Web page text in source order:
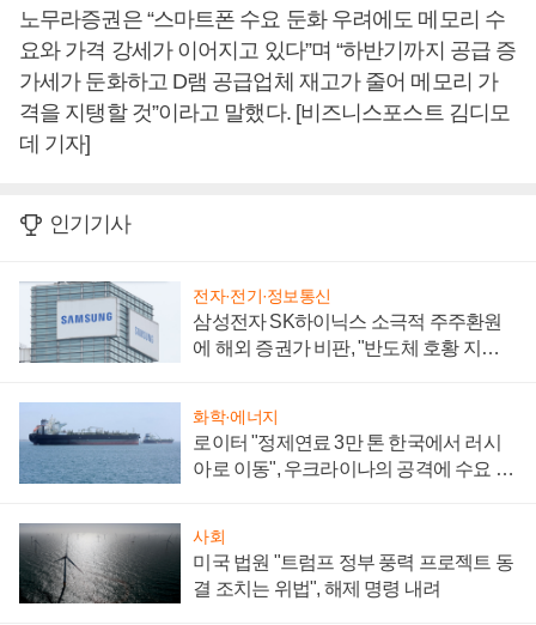
노무라증권은 “스마트폰 수요 둔화 우려에도 메모리 수
요와 가격 강세가 이어지고 있다”며 “하반기까지 공급 증
가세가 둔화하고 D램 공급업체 재고가 줄어 메모리 가
격을 지탱할 것”이라고 말했다. [비즈니스포스트 김디모
데 기자]
인기기사
전자·전기·정보통신
삼성전자 SK하이닉스 소극적 주주환원
에 해외 증권가 비판, "반도체 호황 지속
화학·에너지
로이터 "정제연료 3만 톤 한국에서 러시
아로 이동", 우크라이나의 공격에 수요 늘
사회
미국 법원 "트럼프 정부 풍력 프로젝트 동
결 조치는 위법", 해제 명령 내려